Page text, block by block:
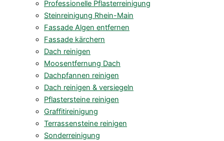
Professionelle Pflasterreinigung
Steinreinigung Rhein-Main
Fassade Algen entfernen
Fassade kärchern
Dach reinigen
Moosentfernung Dach
Dachpfannen reinigen
Dach reinigen & versiegeln
Pflastersteine reinigen
Graffitireinigung
Terrassensteine reinigen
Sonderreinigung